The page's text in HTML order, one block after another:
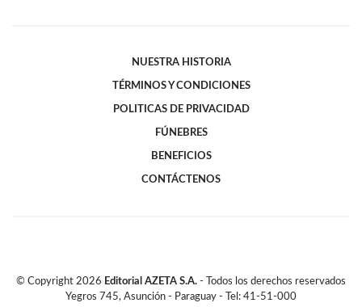
NUESTRA HISTORIA
TÉRMINOS Y CONDICIONES
POLITICAS DE PRIVACIDAD
FÚNEBRES
BENEFICIOS
CONTÁCTENOS
© Copyright 2026 Editorial AZETA S.A. - Todos los derechos reservados
Yegros 745, Asunción - Paraguay - Tel: 41-51-000